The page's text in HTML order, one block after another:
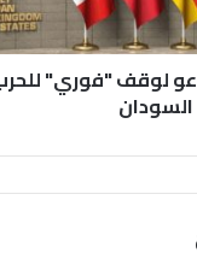
لوقف "فوري"